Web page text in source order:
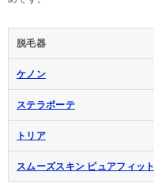
脱毛器
ケノン
ステラボーテ
トリア
スムーズスキン ピュアフィット